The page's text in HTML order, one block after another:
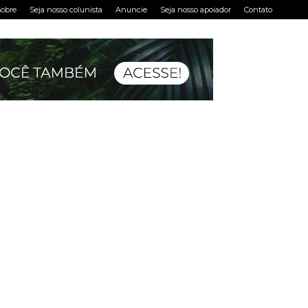
Seja nosso colunista Anuncie Seja nosso apoiador Contato